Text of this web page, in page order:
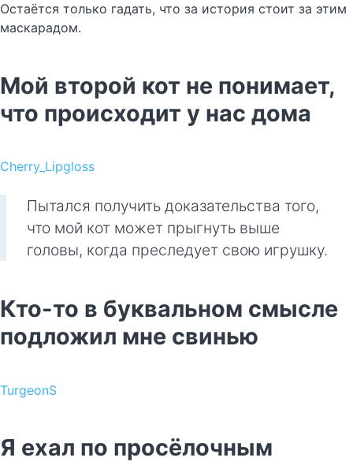
Остаётся только гадать, что за история стоит за этим
маскарадом.
Мой второй кот не понимает,
что происходит у нас дома
Cherry_Lipgloss
Пытался получить доказательства того,
что мой кот может прыгнуть выше
головы, когда преследует свою игрушку.
Кто-то в буквальном смысле
подложил мне свинью
TurgeonS
Я ехал по просёлочным